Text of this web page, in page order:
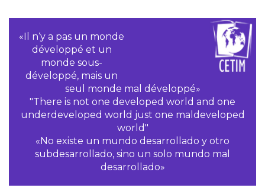
«Il n‘y a pas un monde
développé et un
monde sous-
développé, mais un
seul monde mal développé»
"There is not one developed world and one
underdeveloped world just one maldeveloped
world"
«No existe un mundo desarrollado y otro
subdesarrollado, sino un solo mundo mal
desarrollado»